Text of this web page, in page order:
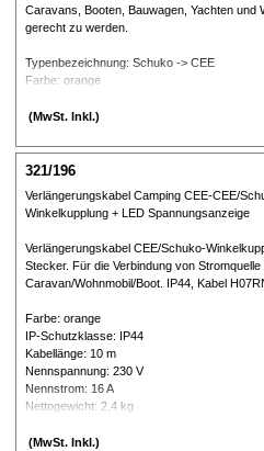
Caravans, Booten, Bauwagen, Yachten und
gerecht zu werden.
Typenbezeichnung: Schuko -> CEE
Farbe: orange
Kabellänge: 1,5 m
Nennstrom: 16 A
polig: 3
Nettogewicht: 540 g
(MwSt. Inkl.)
321/196
Verlängerungskabel Camping CEE-CEE/
Winkelkupplung + LED Spannungsanzeige
Verlängerungskabel CEE/Schuko-
Stecker. Für die Verbindung von Stromquelle
Caravan/Wohnmobil/Boot. IP44, Kabel
Farbe: orange
IP-Schutzklasse: IP44
Kabellänge: 10 m
Nennspannung: 230 V
Nennstrom: 16 A
Nettogewicht: 2,4 kg
(MwSt. Inkl.)